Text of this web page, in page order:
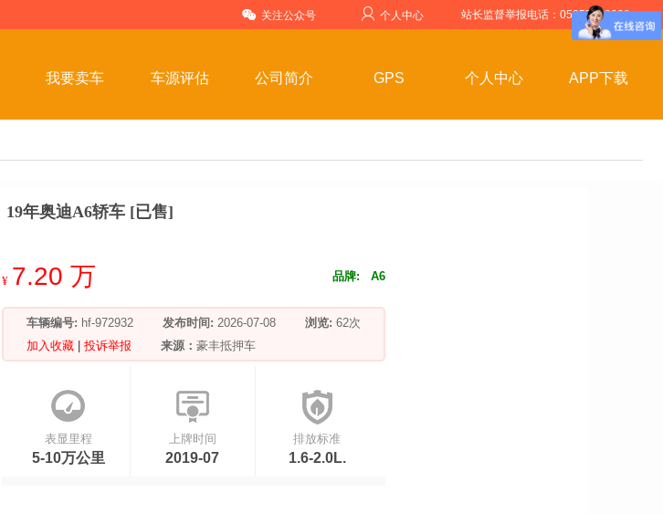
关注公众号 个人中心 站长监督举报电话：05357599999
我要卖车 车源评估 公司简介 GPS 个人中心 APP下载
19年奥迪A6轿车 [已售]
¥ 7.20 万 品牌: A6
车辆编号: hf-972932 发布时间: 2026-07-08 浏览: 62次
加入收藏
投诉举报 来源： 豪丰抵押车
表显里程
5-10万公里
上牌时间
2019-07
排放标准
1.6-2.0L.